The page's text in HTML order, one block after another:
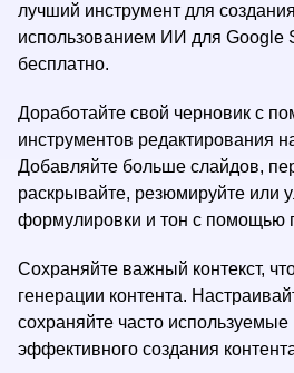
лучший инструмент для
использованием ИИ для Google
бесплатно.
Доработайте свой черновик с
инструментов редактирования
Добавляйте больше слайдов,
раскрывайте, резюмируйте или
формулировки и тон с помощью
Сохраняйте важный контекст,
генерации контента.
сохраняйте часто используемые
эффективного создания